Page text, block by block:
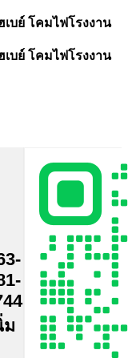
บย์ โคมไฟโรงงาน
บย์ โคมไฟโรงงาน
ม